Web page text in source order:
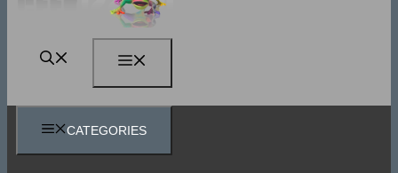
CATEGORIES